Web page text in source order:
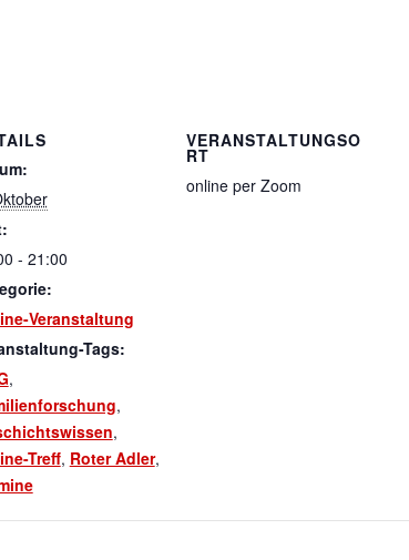
- 21:00
Veranstaltung
Tags:
,
,
,
Treff, Roter Adler,
VERANSTALTUNGSO
RT
online per Zoom